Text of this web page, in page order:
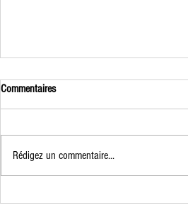
Commentaires
Rédigez un commentaire...